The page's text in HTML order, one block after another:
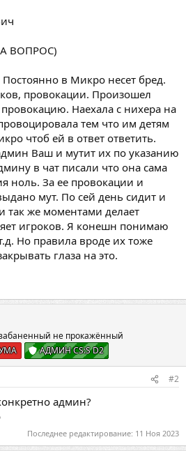
ВОПРОС)
Постоянно в Микро несет бред.
провокации. Произошел
Наехала с нихера на
тем что им детям
чтоб ей в ответ ответить.
Ваш и мутит их по указанию
в чат писали что она сама
ноль. За ее провокации и
мут. По сей день сидит и
так же моментами делает
игроков. Я конешн понимаю
Но правила вроде их тоже
глаза на это.
не прокажëнный
АДМИН CS:S D2
#2
админ?
Последнее редактирование: 11 Ноя 2023